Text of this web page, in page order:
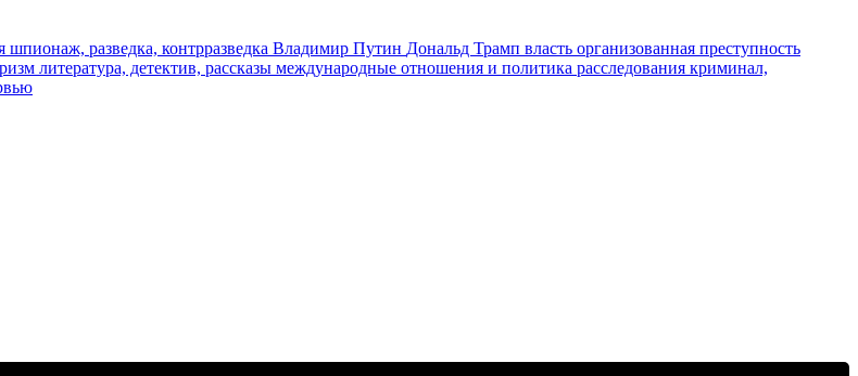
шпионаж, разведка, контрразведка Владимир Путин Дональд Трамп власть организованная преступность
литература, детектив, рассказы международные отношения и политика расследования криминал,